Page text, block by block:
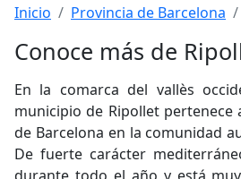
Inicio Provincia de Barcelona
Conoce más de
En la comarca del vallès
municipio de Ripollet
de Barcelona en la comunidad
De fuerte carácter